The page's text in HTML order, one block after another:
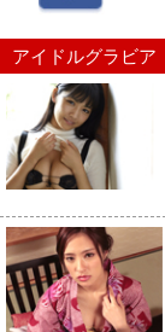
アイドルグラビア